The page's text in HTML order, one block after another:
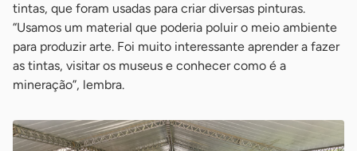
tintas, que foram usadas para criar diversas pinturas.
“Usamos um material que poderia poluir o meio ambiente
para produzir arte. Foi muito interessante aprender a fazer
as tintas, visitar os museus e conhecer como é a
mineração”, lembra.